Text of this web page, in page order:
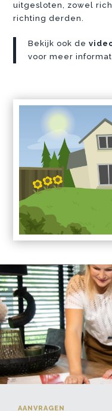
uitgesloten, zowel
richting derden.
Bekijk ook de
voor meer
AANVRAGEN